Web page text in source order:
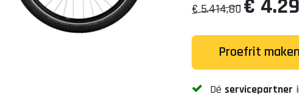
€ 5.414,80€
Proefrit maken
Dé servicepartner